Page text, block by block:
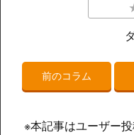
前のコラム
※本記事はユーザー投